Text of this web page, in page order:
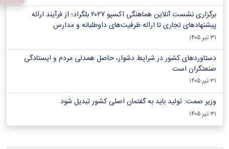
برگزاری نشست آنلاین هماهنگی اکسپو ۲۰۲۷ بلگراد؛ از فرآیند ارائه
پیشنهادهای تجاری تا ارائه ظرفیت‌های داوطلبانه و مدارس
۳۱ تیر ۱۴۰۵
دستاوردهای کشور در شرایط دشوار، حاصل همدلی مردم و ایستادگی
صنعتگران است
۳۱ تیر ۱۴۰۵
وزیر صمت: تولید باید به گفتمان اصلی کشور تبدیل شود
۳۱ تیر ۱۴۰۵